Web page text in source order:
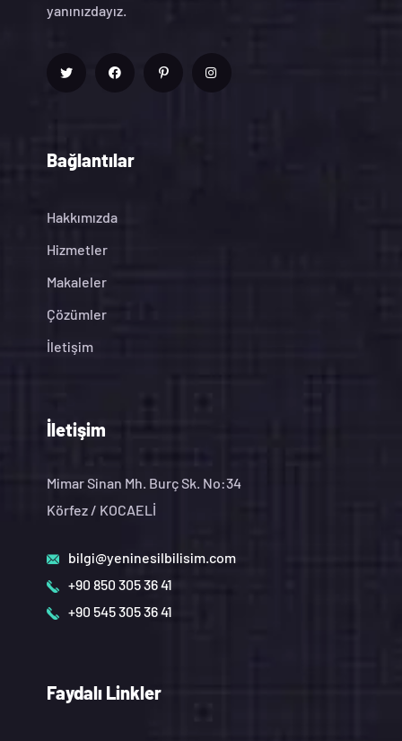
yanınızdayız.
Bağlantılar
Hakkımızda
Hizmetler
Makaleler
Çözümler
İletişim
İletişim
Mimar Sinan Mh. Burç Sk. No:34
Körfez / KOCAELİ
bilgi@yeninesilbilisim.com
+90 850 305 36 41
+90 545 305 36 41
Faydalı Linkler